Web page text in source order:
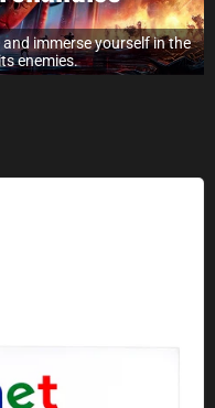
immerse yourself in the
enemies.